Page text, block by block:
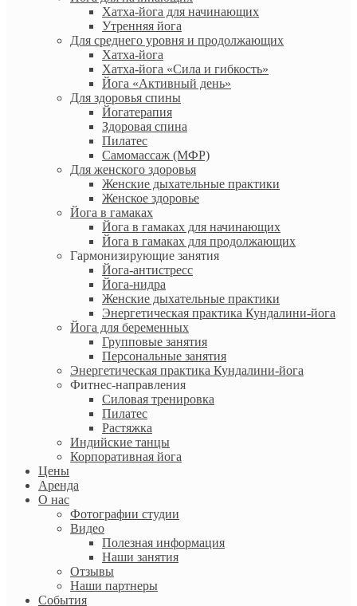
Хатха-йога для начинающих
Утренняя йога
Для среднего уровня и продолжающих
Хатха-йога
Хатха-йога «Сила и гибкость»
Йога «Активный день»
Для здоровья спины
Йогатерапия
Здоровая спина
Пилатес
Самомассаж (МФР)
Для женского здоровья
Женские дыхательные практики
Женское здоровье
Йога в гамаках
Йога в гамаках для начинающих
Йога в гамаках для продолжающих
Гармонизирующие занятия
Йога-антистресс
Йога-нидра
Женские дыхательные практики
Энергетическая практика Кундалини-йога
Йога для беременных
Групповые занятия
Персональные занятия
Энергетическая практика Кундалини-йога
Фитнес-направления
Силовая тренировка
Пилатес
Растяжка
Индийские танцы
Корпоративная йога
Цены
Аренда
О нас
Фотографии студии
Видео
Полезная информация
Наши занятия
Отзывы
Наши партнеры
События